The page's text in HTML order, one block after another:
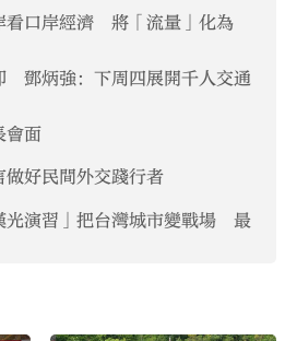
看口岸經濟 將「流量」化為
鄧炳強：下周四展開千人交通
會面
好民間外交踐行者
光演習」把台灣城市變戰場 最